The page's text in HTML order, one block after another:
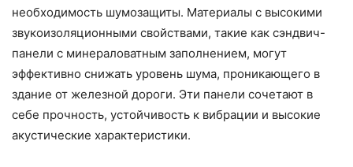
необходимость шумозащиты. Материалы с высокими
звукоизоляционными свойствами, такие как сэндвич-
панели с минераловатным заполнением, могут
эффективно снижать уровень шума, проникающего в
здание от железной дороги. Эти панели сочетают в
себе прочность, устойчивость к вибрации и высокие
акустические характеристики.